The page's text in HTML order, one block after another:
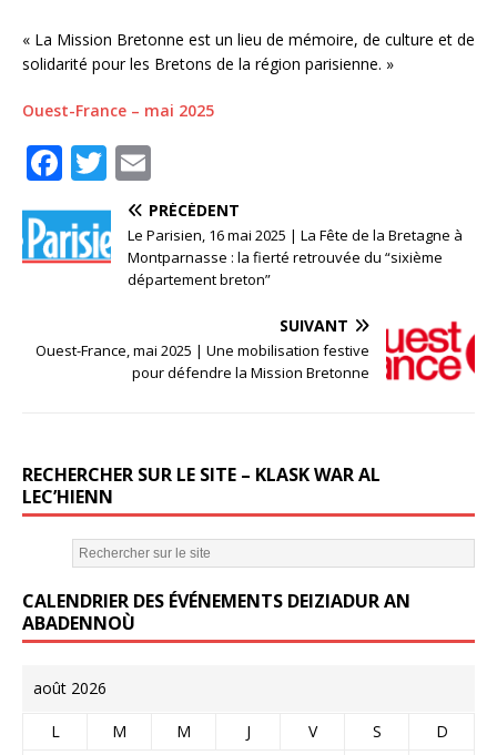
« La Mission Bretonne est un lieu de mémoire, de culture et de
solidarité pour les Bretons de la région parisienne. »
Ouest-France – mai 2025
F
a
c
e
o
T
w
it
te
m
ai
l
PRÉCÉDENT
Le Parisien, 16 mai 2025 | La Fête de la Bretagne à
Montparnasse : la fierté retrouvée du “sixième
département breton”
SUIVANT
Ouest-France, mai 2025 | Une mobilisation festive
pour défendre la Mission Bretonne
RECHERCHER SUR LE SITE – KLASK WAR AL
LEC’HIENN
CALENDRIER DES ÉVÉNEMENTS DEIZIADUR AN
ABADENNOÙ
août 2026
L M M J V S
D